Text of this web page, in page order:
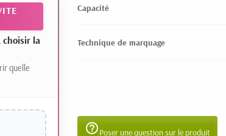
choisir la
quelle
Capacité
Technique de marquage
help_outlinePoser une question sur le produit